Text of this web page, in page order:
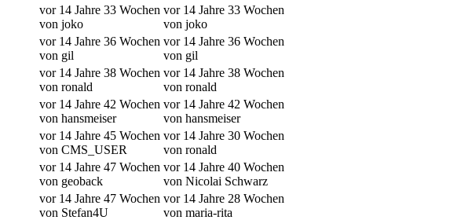
vor 14 Jahre 33 Wochen
von joko
vor 14 Jahre 33 Wochen
von joko
vor 14 Jahre 36 Wochen
von gil
vor 14 Jahre 36 Wochen
von gil
vor 14 Jahre 38 Wochen
von ronald
vor 14 Jahre 38 Wochen
von ronald
vor 14 Jahre 42 Wochen
von hansmeiser
vor 14 Jahre 42 Wochen
von hansmeiser
vor 14 Jahre 45 Wochen
von CMS_USER
vor 14 Jahre 30 Wochen
von ronald
vor 14 Jahre 47 Wochen
von geoback
vor 14 Jahre 40 Wochen
von Nicolai Schwarz
vor 14 Jahre 47 Wochen
von Stefan4U
vor 14 Jahre 28 Wochen
von maria-rita